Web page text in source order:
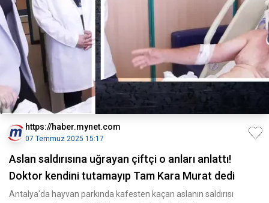
https://haber.mynet.com
07 Temmuz 2025 15:17
Aslan saldırısına uğrayan çiftçi o anları anlattı!
Doktor kendini tutamayıp Tam Kara Murat dedi
Antalya'da hayvan parkında kafesten kaçan aslanın saldırısı